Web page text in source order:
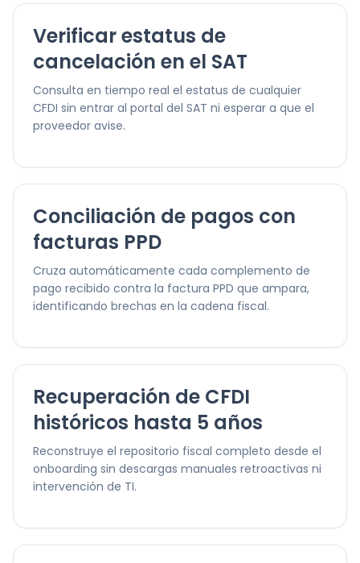
Verificar estatus de
cancelación en el SAT
Consulta en tiempo real el estatus de cualquier
CFDI sin entrar al portal del SAT ni esperar a que el
proveedor avise.
Conciliación de pagos con
facturas PPD
Cruza automáticamente cada complemento de
pago recibido contra la factura PPD que ampara,
identificando brechas en la cadena fiscal.
Recuperación de CFDI
históricos hasta 5 años
Reconstruye el repositorio fiscal completo desde el
onboarding sin descargas manuales retroactivas ni
intervención de TI.